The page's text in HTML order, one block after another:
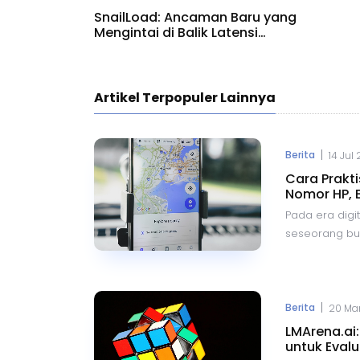
SnailLoad: Ancaman Baru yang
Mengintai di Balik Latensi
Artikel Terpopuler Lainnya
Berita 14 Jul
Cara
Nomor HP,
Pada era
seseorang
dengan
hingga
metode yang
Berita 20
untuk